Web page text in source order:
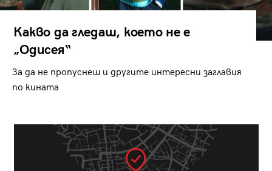
Какво да гледаш, което не е
„Одисея“
За да не пропуснеш и другите интересни заглавия
по кината